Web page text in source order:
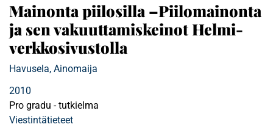
Mainonta piilosilla –Piilomainonta
ja sen vakuuttamiskeinot Helmi-
verkkosivustolla
Havusela, Ainomaija
2010
Pro gradu - tutkielma
Viestintätieteet